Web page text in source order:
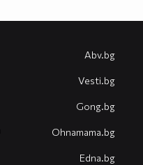
Abv.bg
Vesti.bg
Gong.bg
Оhnamama.bg
Edna.bg